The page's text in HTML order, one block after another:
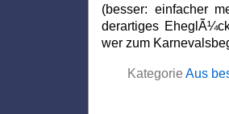
(besser: einfacher
derartiges
wer zum
Kategorie Aus